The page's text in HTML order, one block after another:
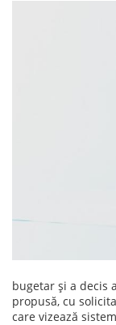
bugetar și a decis
propusă, cu
care vizează